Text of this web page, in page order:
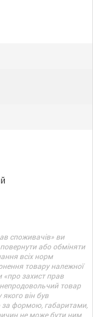
споживачів» ви
або обміняти
всіх норм
товару належної
«про захист прав
товар
він був
за формою, габаритами,
не може бути ним